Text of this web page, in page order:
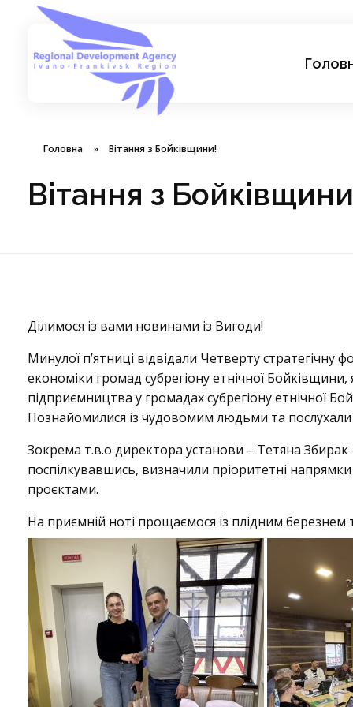
Головна » Вітання з Бойківщини!
Вітання з
В
і
т
а
н
н
я
Ділимося із вами новинами із Вигоди!
Минулої пʼятниці відвідали Четверту стратегічну
економіки громад субрегіону етнічної
підприємництва у громадах субрегіону етнічної
Познайомилися із чудовомим людьми та послухали
Зокрема т.в.о директора установи – Тетяна
поспілкувавшись, визначили пріоритетні
проєктами.
На приємній ноті прощаємося із плідним